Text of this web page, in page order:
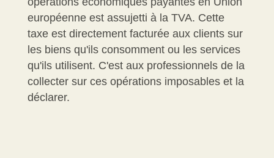
européenne est assujetti à la TVA. Cette
taxe est directement facturée aux clients sur
les biens qu'ils consomment ou les services
qu'ils utilisent. C'est aux professionnels de la
collecter sur ces opérations imposables et la
déclarer.